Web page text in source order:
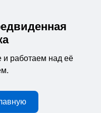
работаем над её